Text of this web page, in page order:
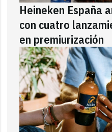
Heineken España
con cuatro
en premiurización